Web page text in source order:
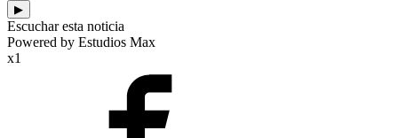
▶
Escuchar esta noticia
Powered by Estudios Max
x1